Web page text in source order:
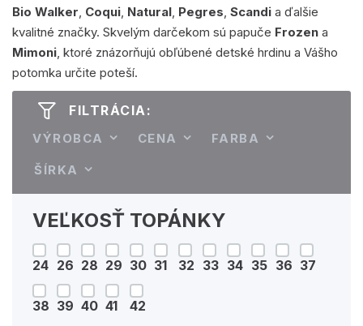
Bio Walker, Coqui, Natural, Pegres, Scandi a ďalšie
kvalitné značky. Skvelým darčekom sú papuče Frozen a
Mimoni, ktoré znázorňujú obľúbené detské hrdinu a Vášho
potomka určite poteší.
FILTRÁCIA:
VÝROBCA CENA FARBA
ŠÍRKA
VEĽKOSŤ TOPÁNKY
24 26 28 29 30 31 32 33 34 35 36 37
38 39 40 41 42